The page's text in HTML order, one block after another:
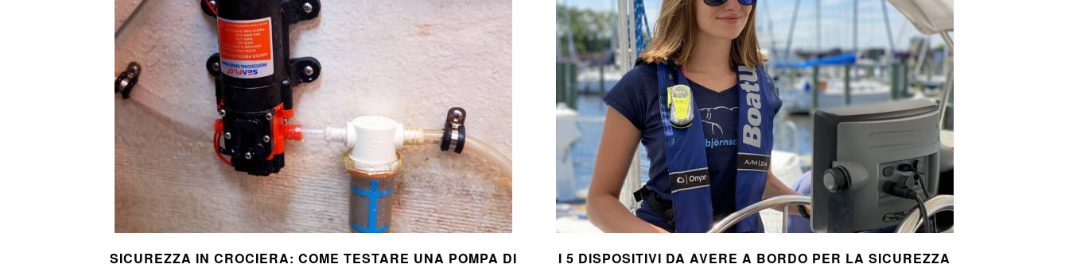
SICUREZZA IN CROCIERA: COME TESTARE UNA POMPA DI
I 5 DISPOSITIVI DA AVERE A BORDO PER LA SICUREZZA